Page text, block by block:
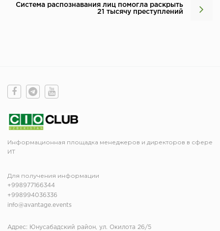
Система распознавания лиц помогла раскрыть
21 тысячу преступлений
Информационная площадка менеджеров и директоров в сфере
ИТ
Для получения информации
+998977166344
+998994036336
info@avantage.events
Адрес: Юнусабадский район, ул. Окилота 26/5